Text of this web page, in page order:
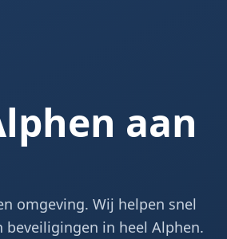
aan
omgeving. Wij helpen snel
in heel Alphen.